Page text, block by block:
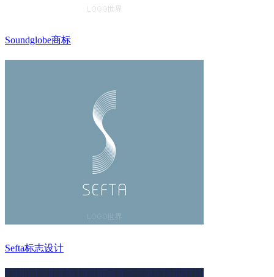
Soundglobe商标
Sefta标志设计